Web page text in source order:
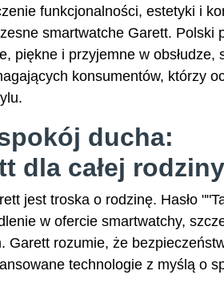
funkcjonalności, estetyki i
smartwatche Garett. Polski
piękne i przyjemne w obsłudze,
konsumentów, którzy
ducha:
dla całej rodziny
jest troska o rodzinę. Hasło
w ofercie smartwatchy,
Garett rozumie, że
technologie z myślą o